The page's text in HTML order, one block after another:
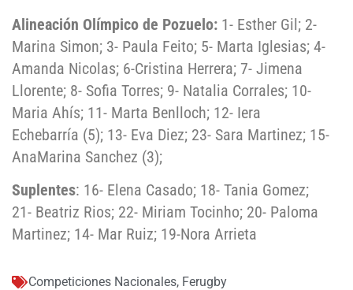
Alineación Olímpico de Pozuelo: 1- Esther Gil; 2-
Marina Simon; 3- Paula Feito; 5- Marta Iglesias; 4-
Amanda Nicolas; 6-Cristina Herrera; 7- Jimena
Llorente; 8- Sofia Torres; 9- Natalia Corrales; 10-
Maria Ahís; 11- Marta Benlloch; 12- Iera
Echebarría (5); 13- Eva Diez; 23- Sara Martinez; 15-
AnaMarina Sanchez (3);
Suplentes: 16- Elena Casado; 18- Tania Gomez;
21- Beatriz Rios; 22- Miriam Tocinho; 20- Paloma
Martinez; 14- Mar Ruiz; 19-Nora Arrieta
Competiciones Nacionales, Ferugby